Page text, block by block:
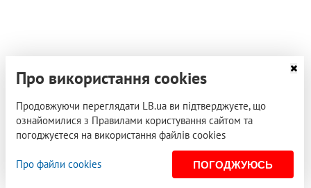
Про використання cookies
Продовжуючи переглядати LB.ua ви підтверджуєте, що
ознайомилися з Правилами користування сайтом та
погоджуєтеся на використання файлів cookies
Про файли cookies ПОГОДЖУЮСЬ